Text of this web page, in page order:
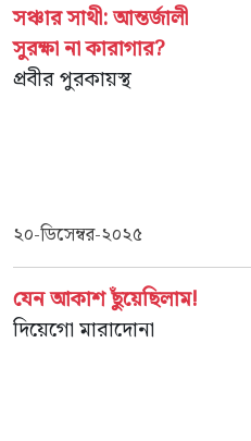
সঞ্চার সাথী: আন্তর্জালী
সুরক্ষা না কারাগার?
প্রবীর পুরকায়স্থ
২০-ডিসেম্বর-২০২৫
যেন আকাশ ছুঁয়েছিলাম!
দিয়েগো মারাদোনা